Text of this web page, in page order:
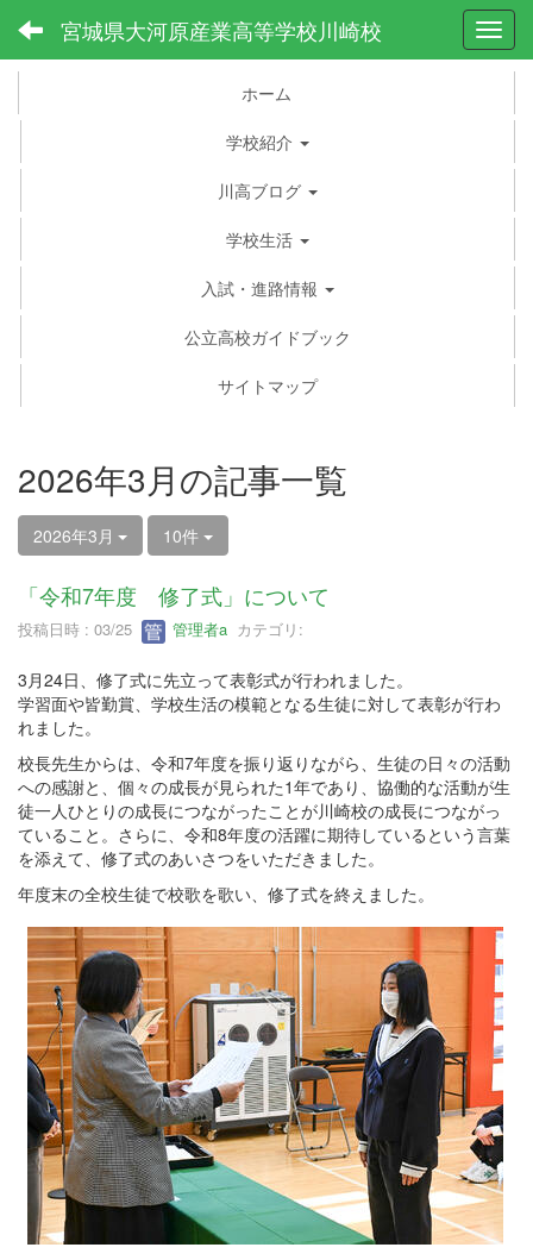
宮城県大河原産業高等学校川崎校
ホーム
学校紹介
川高ブログ
学校生活
入試・進路情報
公立高校ガイドブック
サイトマップ
2026年3月の記事一覧
2026年3月 10件
「令和7年度 修了式」について
投稿日時 : 03/25 管理者a カテゴリ:
3月24日、修了式に先立って表彰式が行われました。
学習面や皆勤賞、学校生活の模範となる生徒に対して表彰が行わ
れました。
校長先生からは、令和7年度を振り返りながら、生徒の日々の活動
への感謝と、個々の成長が見られた1年であり、協働的な活動が生
徒一人ひとりの成長につながったことが川崎校の成長につながっ
ていること。さらに、令和8年度の活躍に期待しているという言葉
を添えて、修了式のあいさつをいただきました。
年度末の全校生徒で校歌を歌い、修了式を終えました。